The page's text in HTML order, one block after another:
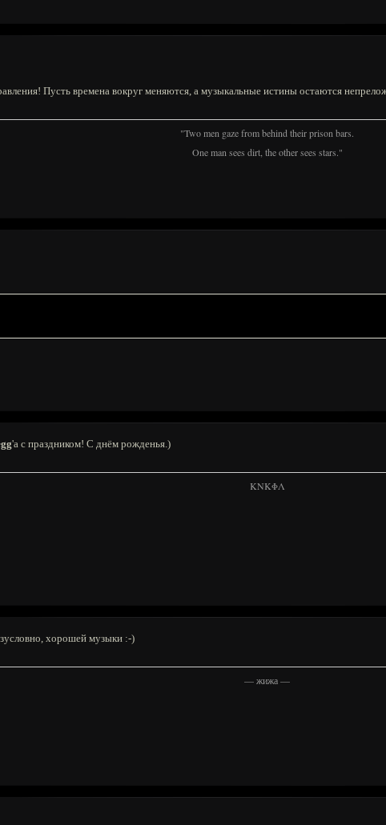
Пусть времена вокруг меняются, а музыкальные истины остаются
"Two men gaze from behind their prison bars.
One man sees dirt, the other sees stars."
'а с праздником! С днём рожденья.)
KNKΦΛ
хорошей музыки :-)
—жижа—